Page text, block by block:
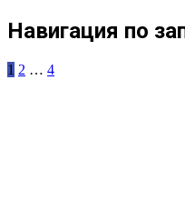
Навигация по
1 2 … 4